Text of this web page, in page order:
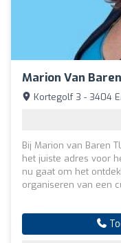
Marion Van
Kortegolf 3 - 3404
Bij Marion van Baren
het juiste adres voor
nu gaat om het
organiseren van een